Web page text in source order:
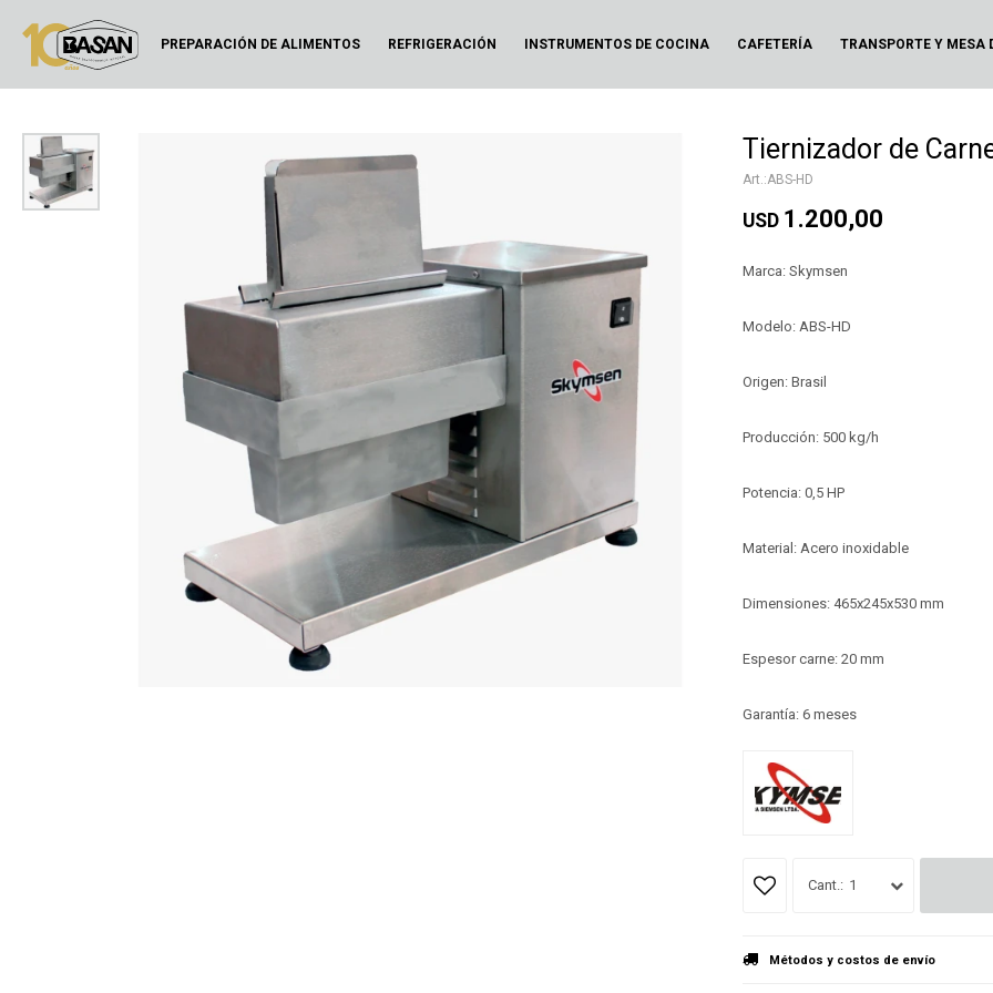
PREPARACIÓN DE ALIMENTOS REFRIGERACIÓN INSTRUMENTOS DE COCINA CAFETERÍA TRANSPORTE Y MESA
Tiernizador de
ABS-HD
USD 1.200,00
Marca: Skymsen
Modelo: ABS-HD
Origen: Brasil
Producción: 500 kg/h
Potencia: 0,5 HP
Material: Acero inoxidable
Dimensiones: 465x245x530 mm
Espesor carne: 20 mm
Garantía: 6 meses
1
Métodos y costos de envío